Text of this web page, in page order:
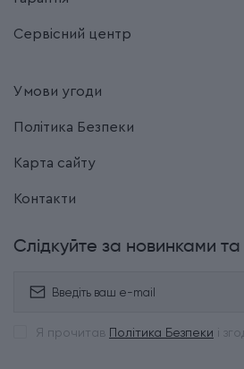
Сервісний центр
Умови угоди
Політика Безпеки
Карта сайту
Контакти
Слідкуйте за новинками та
Я прочитав Політика Безпеки і